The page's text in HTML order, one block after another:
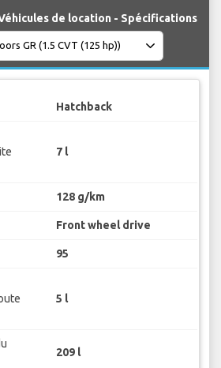
de location - Spécifications
Hatchback
7 l
128 g/km
Front wheel drive
95
5 l
209 l